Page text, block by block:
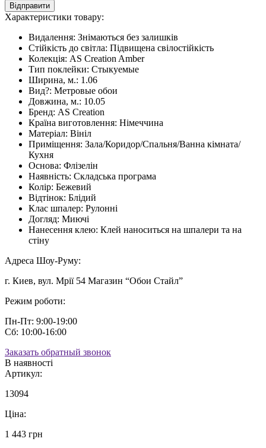
Відправити
Характеристики товару:
Видалення: Знімаються без залишків
Стійкість до світла: Підвищена свілостійкість
Колекція: AS Creation Amber
Тип поклейки: Стыкуемые
Ширина, м.: 1.06
Вид?: Метровые обои
Довжина, м.: 10.05
Бренд: AS Creation
Країна виготовлення: Німеччина
Матеріал: Вініл
Приміщення: Зала/Коридор/Спальня/Ванна кімната/
Кухня
Основа: Флізелін
Наявність: Складська програма
Колір: Бежевий
Відтінок: Блідий
Клас шпалер: Рулонні
Догляд: Миючі
Нанесення клею: Клей наноситься на шпалери та на
стіну
Адреса Шоу-Руму:
г. Киев, вул. Мрії 54 Магазин “Обои Стайл”
Режим роботи:
Пн-Пт: 9:00-19:00
Сб: 10:00-16:00
Заказать обратный звонок
В наявності
Артикул:
13094
Ціна:
1 443 грн